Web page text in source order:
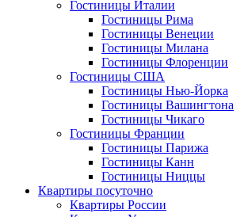
Гостиницы Италии
Гостиницы Рима
Гостиницы Венеции
Гостиницы Милана
Гостиницы Флоренции
Гостиницы США
Гостиницы Нью-Йорка
Гостиницы Вашингтона
Гостиницы Чикаго
Гостиницы Франции
Гостиницы Парижа
Гостиницы Канн
Гостиницы Ниццы
Квартиры посуточно
Квартиры России